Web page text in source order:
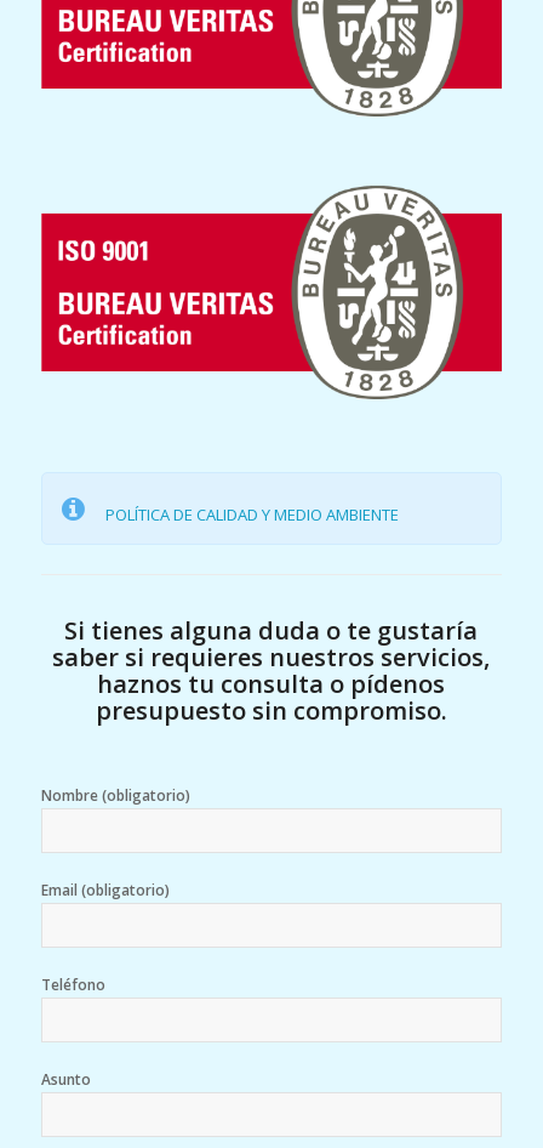
POLÍTICA DE CALIDAD Y MEDIO AMBIENTE
Si tienes alguna duda o te gustaría
saber si requieres nuestros servicios,
haznos tu consulta o pídenos
presupuesto sin compromiso.
Nombre (obligatorio)
Email (obligatorio)
Teléfono
Asunto